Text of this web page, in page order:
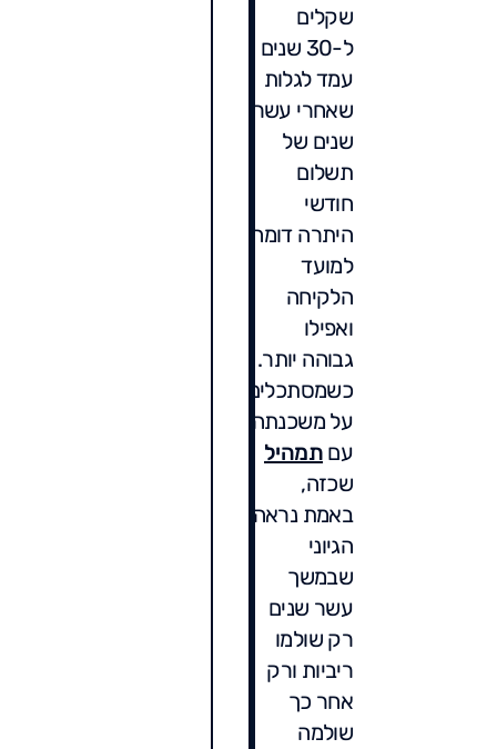
שקלים
ל-30 שנים
עמד לגלות
שאחרי עשר
שנים של
תשלום
חודשי
היתרה דומה
למועד
הלקיחה
ואפילו
גבוהה יותר.
כשמסתכלים
על משכנתה
עם תמהיל
שכזה,
באמת נראה
הגיוני
שבמשך
עשר שנים
רק שולמו
ריביות ורק
אחר כך
שולמה